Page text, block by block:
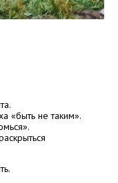
«быть не таким».